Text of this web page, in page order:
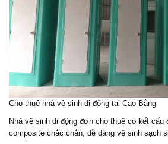
Cho thuê nhà vệ sinh di động tại Cao Bằng
Nhà vệ sinh di động đơn cho thuê có kết
composite chắc chắn, dễ dàng vệ sinh sạch